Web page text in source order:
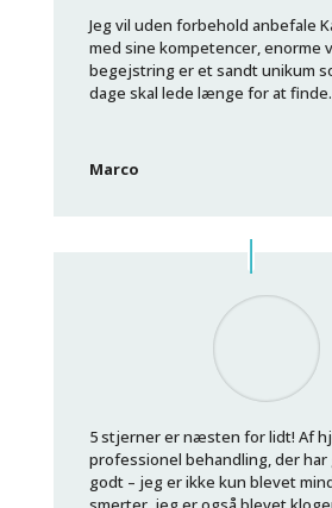
Jeg vil uden forbehold anbefale
med sine kompetencer, enorme
begejstring er et sandt unikum
dage skal lede længe for at finde.
Marco
5 stjerner er næsten for lidt! Af
professionel behandling, der
godt – jeg er ikke kun blevet